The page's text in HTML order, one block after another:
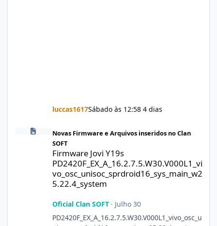
luccas1617Sábado às 12:58 4 dias
Firmware Jovi Y19s
Novas Firmware e Arquivos inseridos no Clan
SOFT
Firmware Jovi Y19s
PD2420F_EX_A_16.2.7.5.W30.V000L1_vi
vo_osc_unisoc_sprdroid16_sys_main_w2
5.22.4_system
Oficial Clan SOFT· Julho 30
PD2420F_EX_A_16.2.7.5.W30.V000L1_vivo_osc_u